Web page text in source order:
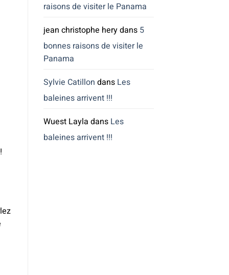
raisons de visiter le Panama
jean christophe herydans 5
bonnes raisons de visiter le
Panama
Sylvie Catillon dans Les
baleines arrivent !!!
Wuest Layla dans Les
baleines arrivent !!!